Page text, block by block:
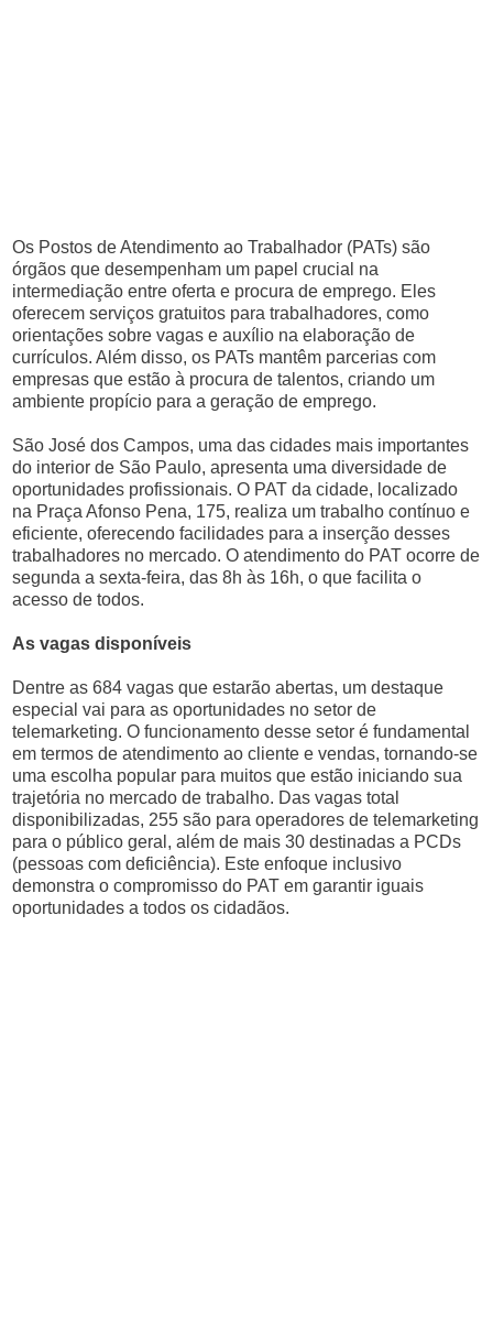
Os Postos de Atendimento ao Trabalhador (PATs) são
órgãos que desempenham um papel crucial na
intermediação entre oferta e procura de emprego. Eles
oferecem serviços gratuitos para trabalhadores, como
orientações sobre vagas e auxílio na elaboração de
currículos. Além disso, os PATs mantêm parcerias com
empresas que estão à procura de talentos, criando um
ambiente propício para a geração de emprego.
São José dos Campos, uma das cidades mais importantes
do interior de São Paulo, apresenta uma diversidade de
oportunidades profissionais. O PAT da cidade, localizado
na Praça Afonso Pena, 175, realiza um trabalho contínuo e
eficiente, oferecendo facilidades para a inserção desses
trabalhadores no mercado. O atendimento do PAT ocorre de
segunda a sexta-feira, das 8h às 16h, o que facilita o
acesso de todos.
As vagas disponíveis
Dentre as 684 vagas que estarão abertas, um destaque
especial vai para as oportunidades no setor de
telemarketing. O funcionamento desse setor é fundamental
em termos de atendimento ao cliente e vendas, tornando-se
uma escolha popular para muitos que estão iniciando sua
trajetória no mercado de trabalho. Das vagas total
disponibilizadas, 255 são para operadores de telemarketing
para o público geral, além de mais 30 destinadas a PCDs
(pessoas com deficiência). Este enfoque inclusivo
demonstra o compromisso do PAT em garantir iguais
oportunidades a todos os cidadãos.